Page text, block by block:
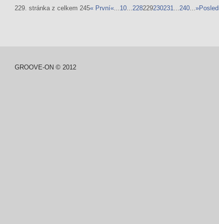
229. stránka z celkem 245« První«...10...228229230231...240...»
GROOVE-ON © 2012